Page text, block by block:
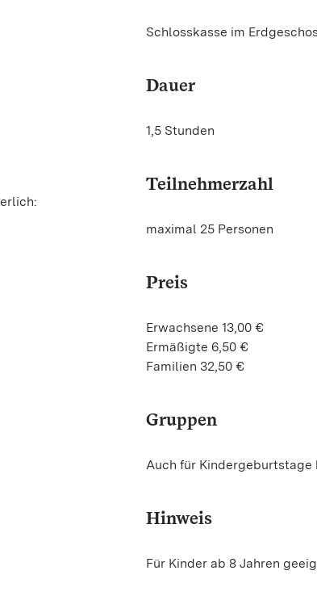
Schlosskasse im
Dauer
1,5 Stunden
Teilnehmerzahl
maximal 25 Personen
Preis
Erwachsene 13,00 €
Ermäßigte 6,50 €
Familien 32,50 €
Gruppen
Auch für Kindergeburtstage
Hinweis
Für Kinder ab 8 Jahren